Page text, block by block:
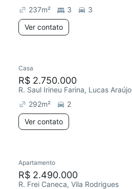
237m² 3
3
Ver contato
Casa
R$ 2.750.000
R. Saul Irineu Farina, Lucas Araújo
292m²
2
Ver contato
Apartamento
R$ 2.490.000
R. Frei Caneca, Vila Rodrigues